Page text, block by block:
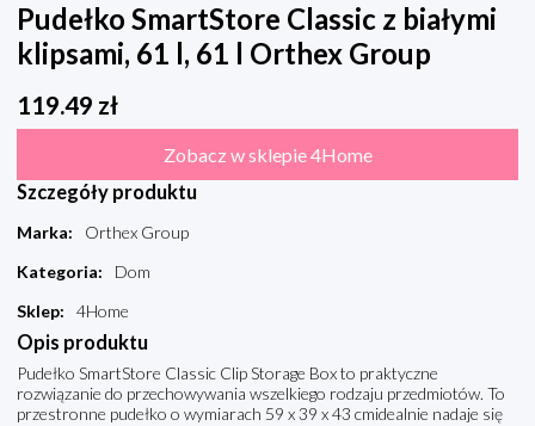
Pudełko SmartStore Classic z białymi
klipsami, 61 l, 61 l Orthex Group
119.49 zł
Zobacz w sklepie 4Home
Szczegóły produktu
Marka:
Orthex Group
Kategoria:
Dom
Sklep: 4Home
Opis produktu
Pudełko SmartStore Classic Clip Storage Box to praktyczne
rozwiązanie do przechowywania wszelkiego rodzaju przedmiotów. To
przestronne pudełko o wymiarach 59 x 39 x 43 cmidealnie nadaje się